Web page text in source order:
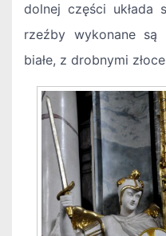
dolnej części układa
rzeźby wykonane są
białe, z drobnymi